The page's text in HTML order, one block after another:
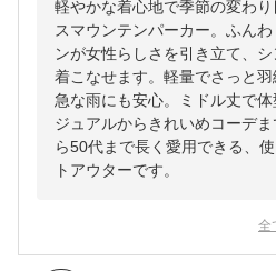
軽やかな着心地で季節の変わ
スマウンテンパーカー。ふん
ンが女性らしさを引き立て、
着こなせます。軽量でさっと
急な雨にも安心。ミドル丈で
ジュアルからきれいめコーデ
ら50代まで長く愛用できる、
トアウターです。
全